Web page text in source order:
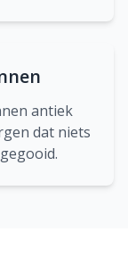
antiek
dat niets